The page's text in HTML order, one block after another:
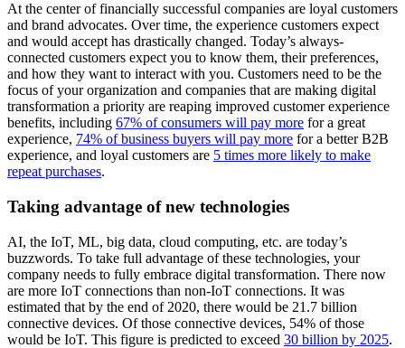
At the center of financially successful companies are loyal customers
and brand advocates. Over time, the experience customers expect
and would accept has drastically changed. Today’s always-
connected customers expect you to know them, their preferences,
and how they want to interact with you. Customers need to be the
focus of your organization and companies that are making digital
transformation a priority are reaping improved customer experience
benefits, including 67% of consumers will pay more for a great
experience, 74% of business buyers will pay more for a better B2B
experience, and loyal customers are 5 times more likely to make
repeat purchases.
Taking advantage of new technologies
AI, the IoT, ML, big data, cloud computing, etc. are today’s
buzzwords. To take full advantage of these technologies, your
company needs to fully embrace digital transformation. There now
are more IoT connections than non-IoT connections. It was
estimated that by the end of 2020, there would be 21.7 billion
connective devices. Of those connective devices, 54% of those
would be IoT. This figure is predicted to exceed 30 billion by 2025.